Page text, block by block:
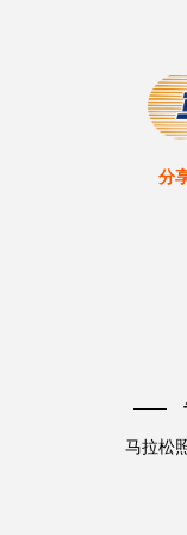
分
马拉松